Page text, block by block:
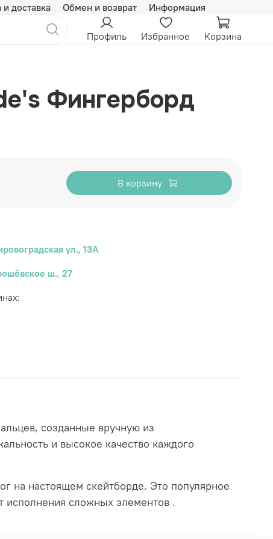
и доставка Обмен и возврат Информация
Профиль Избранное
Корзина
Фингерборд
В корзину
ул., 13А
ш., 27
созданные вручную из
и высокое качество каждого
на настоящем скейтборде. Это популярное
исполнения сложных элементов .